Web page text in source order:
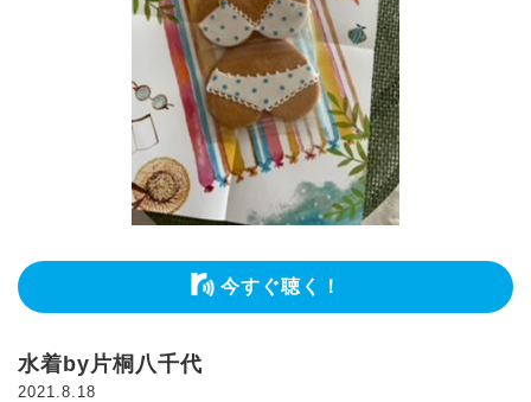
今すぐ聴く！
水着by片桐八千代
2021.8.18